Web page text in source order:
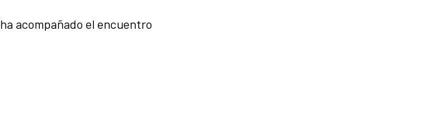
acompañado el encuentro